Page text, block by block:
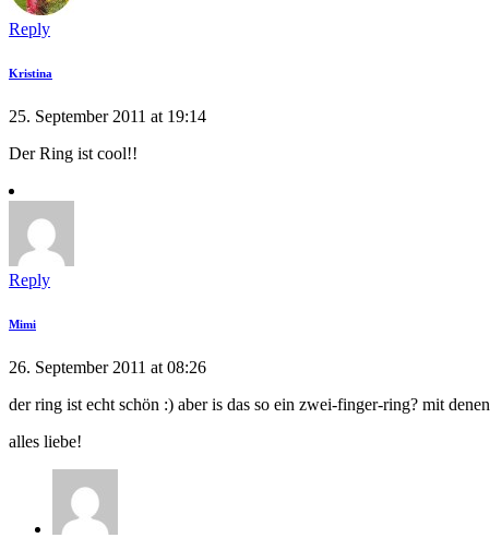
Reply
Kristina
25. September 2011 at 19:14
Der Ring ist cool!!
Reply
Mimi
26. September 2011 at 08:26
der ring ist echt schön :) aber is das so ein zwei-finger-ring? mit
alles liebe!